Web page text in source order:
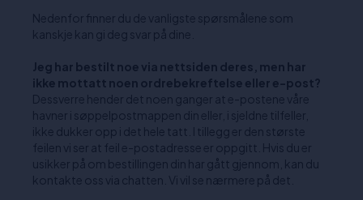
Nedenfor finner du de vanligste spørsmålene som
kanskje kan gi deg svar på dine.
Jeg har bestilt noe via nettsiden deres, men har
ikke mottatt noen ordrebekreftelse eller e-post?
Dessverre hender det noen ganger at e-postene våre
havner i søppelpostmappen din eller, i sjeldne tilfeller,
ikke dukker opp i det hele tatt. I tillegg er den største
feilen vi ser at feil e-postadresse er oppgitt. Hvis du er
usikker på om bestillingen din har gått gjennom, kan du
kontakte oss via chatten. Vi vil se nærmere på det.